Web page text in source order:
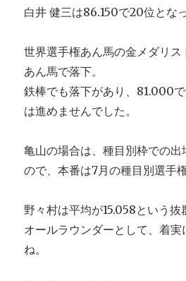
白井 健三は86.150で20位とな
世界選手権あん馬の金メダリ
あん馬で落下。
鉄棒でも落下があり、81.000
は進めませんでした。
亀山の場合は、種目別枠での出
ので、本番は7月の種目別選手
野々村は平均が15.058という抜
オールラウンダーとして、着実
ね。